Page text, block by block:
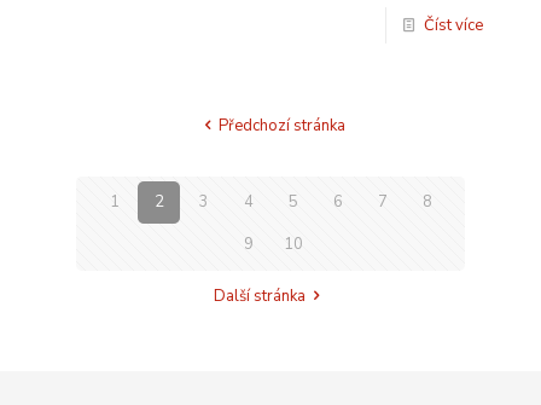
Číst více
Předchozí stránka
1 2 3 4 5 6 7
8
9
10
Další stránka